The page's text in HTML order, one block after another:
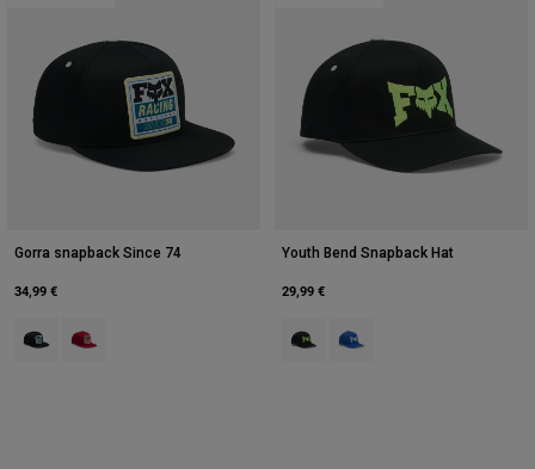
Gorra snapback Since 74
34,99 €
Product swatch type of Negro.
Product swatch type of Rojo Chili.
Youth Bend Snapback Hat
29,99 €
Product swatch type of Negro.
Product swatch type of